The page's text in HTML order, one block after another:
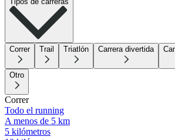
Correr Trail Triatlón Carrera divertida
Otro
Correr
Todo el running
A menos de 5 km
5 kilómetros